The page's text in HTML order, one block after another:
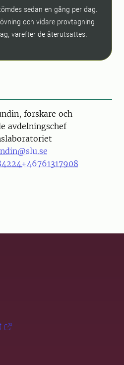
sedan en gång per dag.
och vidare provtagning
varefter de återutsattes.
forskare och
avdelningschef
+46761317908